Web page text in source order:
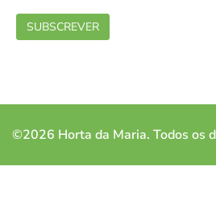
©2026 Horta da Maria. Todos os